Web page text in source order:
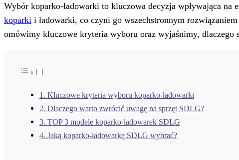
Wybór koparko-ładowarki to kluczowa decyzja wpływająca
koparki i ładowarki, co czyni go wszechstronnym
omówimy kluczowe kryteria wyboru oraz wyjaśnimy, dlaczego
1. Kluczowe kryteria wyboru koparko-ładowarki
2. Dlaczego warto zwrócić uwagę na sprzęt SDLG?
3. TOP 3 modele koparko-ładowarek SDLG
4. Jaką koparko-ładowarkę SDLG wybrać?